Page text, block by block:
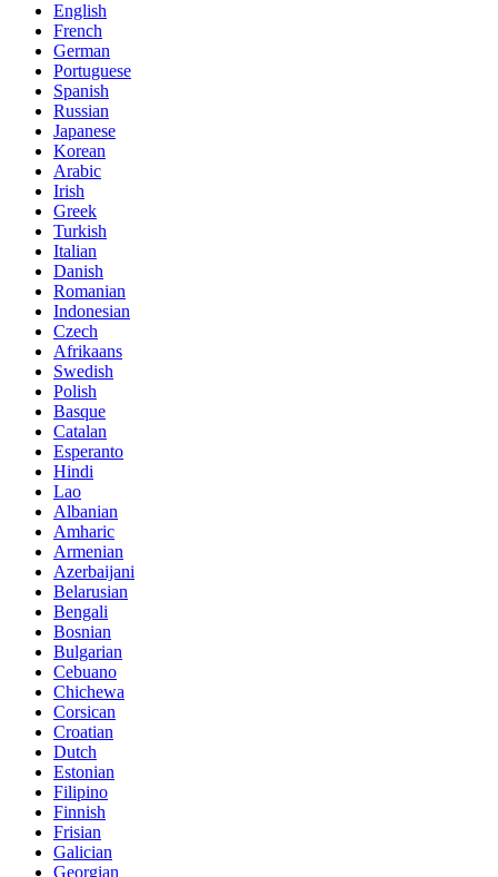
English
French
German
Portuguese
Spanish
Russian
Japanese
Korean
Arabic
Irish
Greek
Turkish
Italian
Danish
Romanian
Indonesian
Czech
Afrikaans
Swedish
Polish
Basque
Catalan
Esperanto
Hindi
Lao
Albanian
Amharic
Armenian
Azerbaijani
Belarusian
Bengali
Bosnian
Bulgarian
Cebuano
Chichewa
Corsican
Croatian
Dutch
Estonian
Filipino
Finnish
Frisian
Galician
Georgian